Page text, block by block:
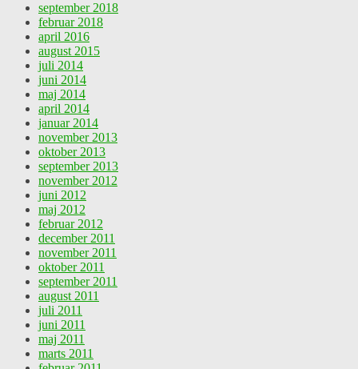
september 2018
februar 2018
april 2016
august 2015
juli 2014
juni 2014
maj 2014
april 2014
januar 2014
november 2013
oktober 2013
september 2013
november 2012
juni 2012
maj 2012
februar 2012
december 2011
november 2011
oktober 2011
september 2011
august 2011
juli 2011
juni 2011
maj 2011
marts 2011